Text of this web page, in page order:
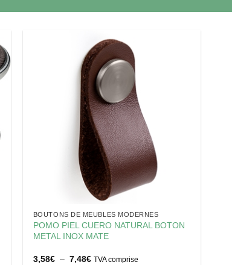
BOUTONS DE MEUBLES MODERNES
POMO PIEL CUERO NATURAL BOTON
METAL INOX MATE
3,58€ – 7,48€Plage
TVA comprise